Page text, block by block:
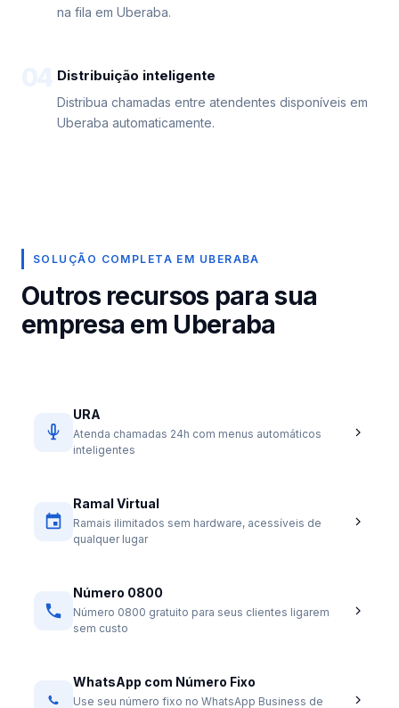
na fila em Uberaba.
Distribuição inteligente
Distribua chamadas entre atendentes disponíveis em
Uberaba automaticamente.
SOLUÇÃO COMPLETA EM UBERABA
Outros recursos para sua
empresa em Uberaba
URA
Atenda chamadas 24h com menus automáticos
inteligentes
Ramal Virtual
Ramais ilimitados sem hardware, acessíveis de
qualquer lugar
Número 0800
Número 0800 gratuito para seus clientes ligarem
sem custo
WhatsApp com Número Fixo
Use seu número fixo no WhatsApp Business de